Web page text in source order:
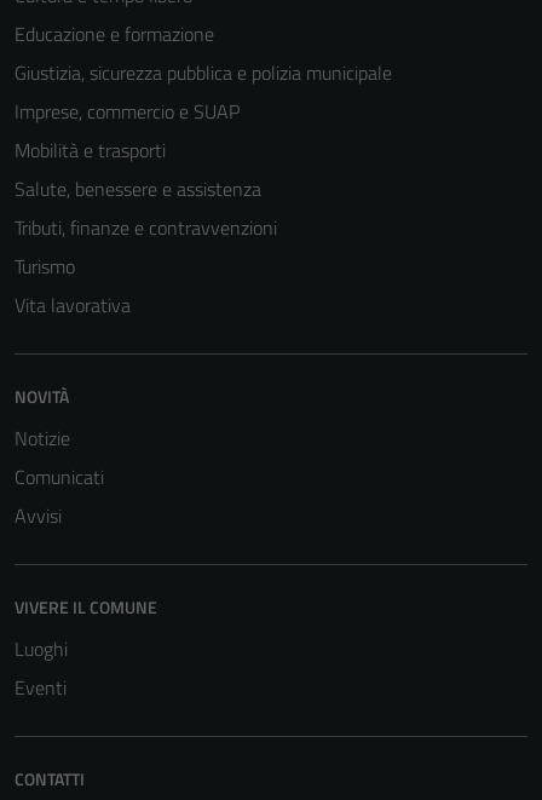
Educazione e formazione
Giustizia, sicurezza pubblica e polizia municipale
Imprese, commercio e SUAP
Mobilità e trasporti
Salute, benessere e assistenza
Tributi, finanze e contravvenzioni
Turismo
Vita lavorativa
NOVITÀ
Notizie
Comunicati
Avvisi
VIVERE IL COMUNE
Luoghi
Eventi
CONTATTI